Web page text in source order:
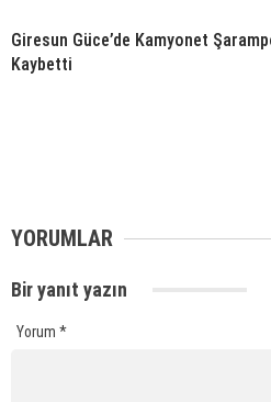
Giresun Güce’de Kamyonet
Kaybetti
YORUMLAR
Bir yanıt yazın
Yorum *